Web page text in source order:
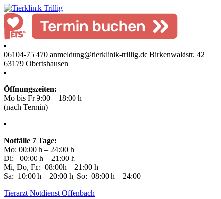
06104-75 470 anmeldung@tierklinik-trillig.de Birkenwaldstr. 42
63179 Obertshausen
Öffnungszeiten:
Mo bis Fr 9:00 – 18:00 h
(nach Termin)
Notfälle 7 Tage:
Mo: 00:00 h – 24:00 h
Di: 00:00 h – 21:00 h
Mi, Do, Fr.: 08:00h – 21:00 h
Sa: 10:00 h – 20:00 h, So: 08:00 h – 24:00
Tierarzt Notdienst Offenbach